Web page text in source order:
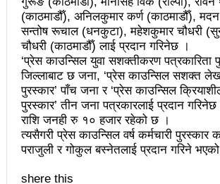
फोहोरमैला व्यवस्थापन संघ नेपालको अध्यक्षमा
निर्वाचित
कविता – सुख भोग
समाचार हटाउने अदालतको आदेश र पत्रकार
काउन्सिल सुक्ष्म अध्ययनमा
लोकतान्त्रिक सहिद सन्तति वृत्ति कोष
(काठमाडौँ), अनिलकुमार कर्ण (काठमाडौँ),
सन्तोष रूचाल (धनकुटा), महेशकुमार चौधरी
चौधरी (काठमाडौँ) लाई प्रदान गरिनेछ ।
‘प्रेस काउन्सिल युवा सशक्तीकरण पत्रकारिता
जिल्लाबाट छ जना, ‘प्रेस काउन्सिल सशक्त
पुरस्कार’ पाँच जना र ‘प्रेस काउन्सिल
पुरस्कार’ तीन जना पत्रकारलाई प्रदान
राशि जनही रु १० हजार रहेको छ ।
त्यसैगरी प्रेस काउन्सिल वर्ष कर्मचारी पुरस्कार
पराजुली र गोकुल बस्नेतलाई प्रदान गरिने
shere this